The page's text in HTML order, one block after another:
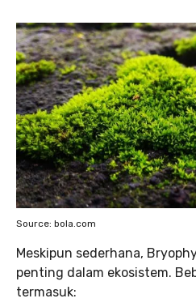
Source: bola.com
Meskipun sederhana,
penting dalam ekosistem.
termasuk: